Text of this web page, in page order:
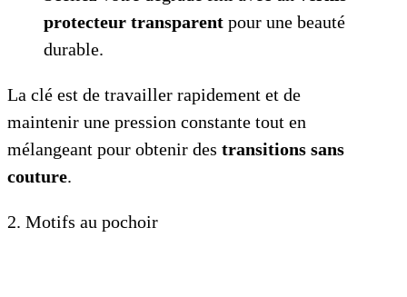
protecteur transparent pour une beauté
durable.
La clé est de travailler rapidement et de
maintenir une pression constante tout en
mélangeant pour obtenir des transitions sans
couture.
2. Motifs au pochoir